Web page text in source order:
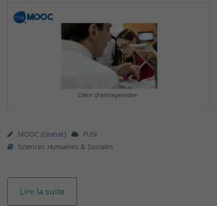
MOOC (gratuit)
FUN
Sciences Humaines & Sociales
Lire la suite